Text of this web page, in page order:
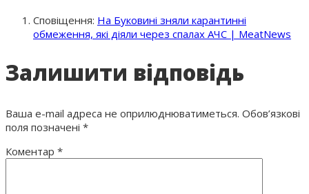
Сповіщення: На Буковині зняли карантинні
обмеження, які діяли через спалах АЧС | MeatNews
Залишити відповідь
Ваша e-mail адреса не оприлюднюватиметься. Обов’язкові
поля позначені *
Коментар *